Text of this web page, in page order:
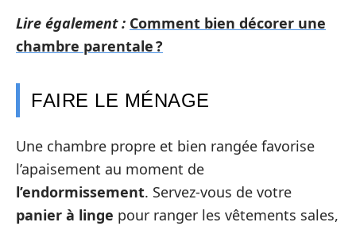
Lire également : Comment bien décorer une
chambre parentale ?
FAIRE LE MÉNAGE
Une chambre propre et bien rangée favorise
l’apaisement au moment de
l’endormissement. Servez-vous de votre
panier à linge pour ranger les vêtements sales,